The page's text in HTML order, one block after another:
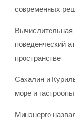
современных
Вычислительная
поведенческий
пространстве
Сахалин и
море и
Минэнерго